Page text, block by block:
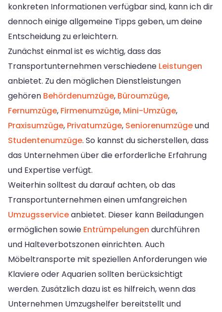
konkreten Informationen verfügbar sind, kann ich dir
dennoch einige allgemeine Tipps geben, um deine
Entscheidung zu erleichtern.
Zunächst einmal ist es wichtig, dass das
Transportunternehmen verschiedene Leistungen
anbietet. Zu den möglichen Dienstleistungen
gehören Behördenumzüge, Büroumzüge,
Fernumzüge, Firmenumzüge, Mini-Umzüge,
Praxisumzüge, Privatumzüge, Seniorenumzügeund
Studentenumzüge. So kannst du sicherstellen, dass
das Unternehmen über die erforderliche Erfahrung
und Expertise verfügt.
Weiterhin solltest du darauf achten, ob das
Transportunternehmen einen umfangreichen
Umzugsserviceanbietet. Dieser kann Beiladungen
ermöglichen sowie Entrümpelungen durchführen
und Halteverbotszonen einrichten. Auch
Möbeltransporte mit speziellen Anforderungen wie
Klaviere oder Aquarien sollten berücksichtigt
werden. Zusätzlich dazu ist es hilfreich, wenn das
Unternehmen Umzugshelfer bereitstellt und